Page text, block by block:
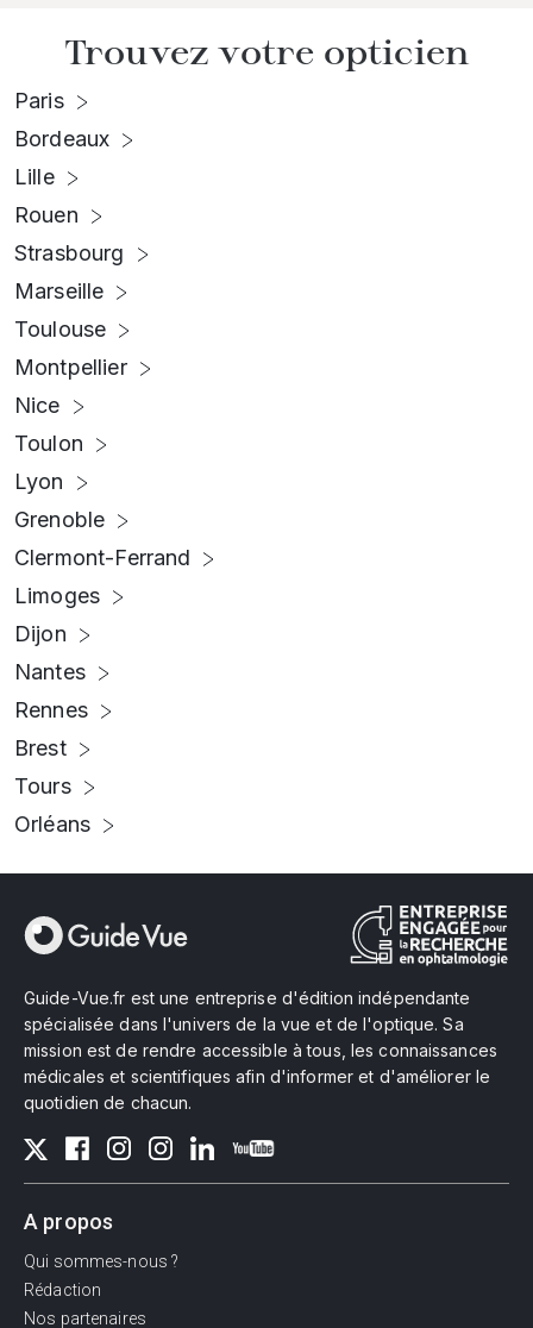
Trouvez votre opticien
Paris
Bordeaux
Lille
Rouen
Strasbourg
Marseille
Toulouse
Montpellier
Nice
Toulon
Lyon
Grenoble
Clermont-Ferrand
Limoges
Dijon
Nantes
Rennes
Brest
Tours
Orléans
Guide-Vue.fr est une entreprise d'édition indépendante
spécialisée dans l'univers de la vue et de l'optique. Sa
mission est de rendre accessible à tous, les connaissances
médicales et scientifiques afin d'informer et d'améliorer le
quotidien de chacun.
A propos
Qui sommes-nous ?
Rédaction
Nos partenaires